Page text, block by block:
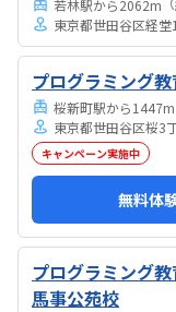
若林駅から2062m
東京都世田谷区経
プログラミング
桜新町駅から1447m
東京都世田谷区桜3
キャンペーン実施中
無料体
プログラミング
馬事公苑校